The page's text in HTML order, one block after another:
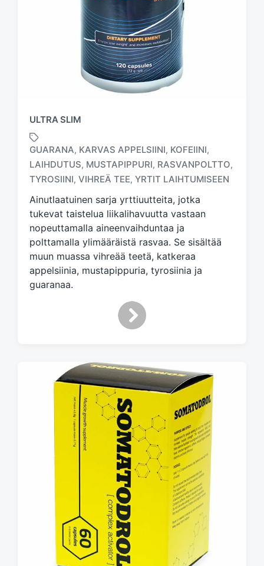
ULTRA SLIM
T
a
g
e
d
w
h
GUARANA, KARVAS APPELSIINI, KOFEIINI,
LAIHDUTUS, MUSTAPIPPURI, RASVANPOLTTO,
TYROSIINI, VIHREÄ TEE, YRTIT LAIHTUMISEEN
Ainutlaatuinen sarja yrttiuutteita, jotka
tukevat taistelua liikalihavuutta vastaan
nopeuttamalla aineenvaihduntaa ja
polttamalla ylimääräistä rasvaa. Se sisältää
muun muassa vihreää teetä, katkeraa
appelsiinia, mustapippuria, tyrosiinia ja
guaranaa.